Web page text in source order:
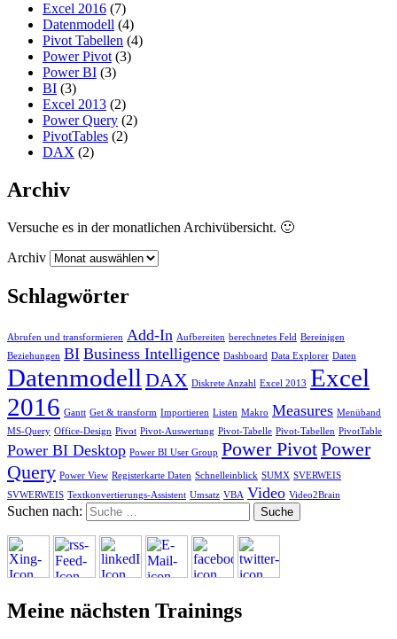
Excel 2016 (7)
Datenmodell (4)
Pivot Tabellen (4)
Power Pivot (3)
Power BI (3)
BI (3)
Excel 2013 (2)
Power Query (2)
PivotTables (2)
DAX (2)
Archiv
Versuche es in der monatlichen Archivübersicht. 🙂
Archiv
Schlagwörter
Abrufen und transformieren Add-In Aufbereiten berechnetes Feld Bereinigen
Beziehungen BI Business Intelligence Dashboard Data Explorer Daten
Datenmodell DAX Diskrete Anzahl Excel 2013 Excel
2016 Gantt Get & transform Importieren Listen Makro Measures Menüband
MS-Query Office-Design Pivot Pivot-Auswertung Pivot-Tabelle Pivot-Tabellen PivotTable
Power BI Desktop Power BI User Group Power PivotPower
Query Power View Registerkarte Daten Schnelleinblick SUMX SVERWEIS
SVWERWEIS Textkonvertierungs-Assistent Umsatz VBA Video Video2Brain
Suchen nach:
Meine nächsten Trainings